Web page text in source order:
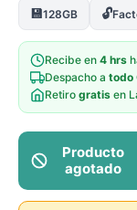
💾128GB 🔓
Recibe en 4 hrs
Despacho a todo
Retiro gratis en
Producto
agotado